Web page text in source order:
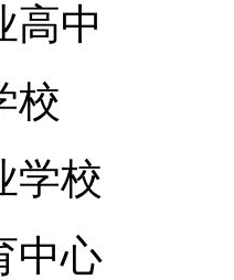
高中
校
学校
中心